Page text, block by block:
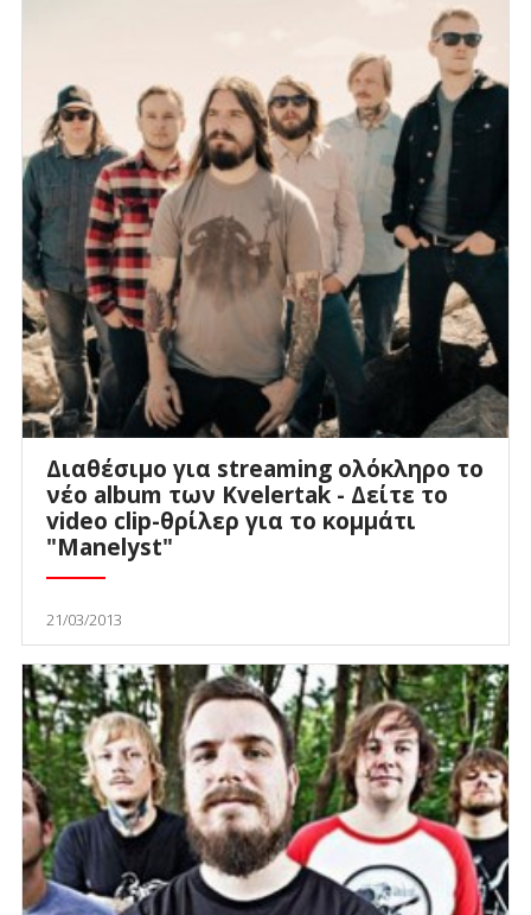
Διαθέσιμο για streaming ολόκληρο το
νέο album των Kvelertak - Δείτε το
video clip-θρίλερ για το κομμάτι
"Manelyst"
21/03/2013